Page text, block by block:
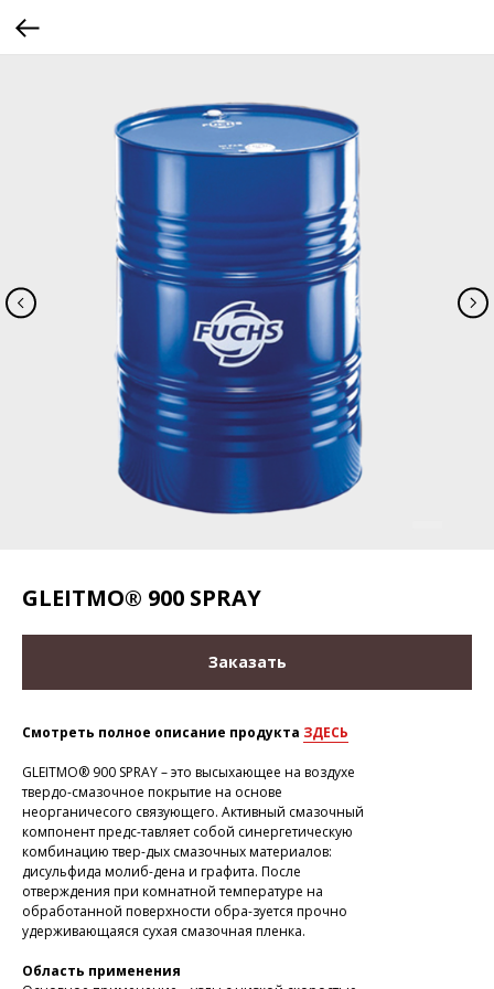
GLEITMO® 900 SPRAY
Заказать
Смотреть полное описание продукта ЗДЕСЬ
GLEITMO® 900 SPRAY – это высыхающее на воздухе
твердо-смазочное покрытие на основе
неорганичесого связующего. Активный смазочный
компонент предс-тавляет собой синергетическую
комбинацию твер-дых смазочных материалов:
дисульфида молиб-дена и графита. После
отверждения при комнатной температуре на
обработанной поверхности обра-зуется прочно
удерживающаяся сухая смазочная пленка.
Область применения